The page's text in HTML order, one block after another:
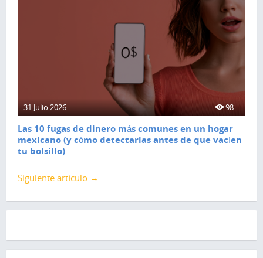
31 Julio 2026 98
Las 10 fugas de dinero más comunes en un hogar
mexicano (y cómo detectarlas antes de que vacíen
tu bolsillo)
Siguiente artículo →